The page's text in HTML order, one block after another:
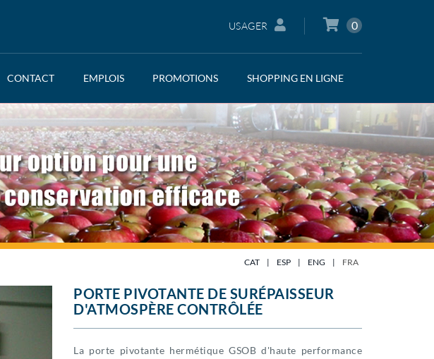
USAGER 0
CONTACT EMPLOIS PROMOTIONS SHOPPING EN LIGNE
CAT | ESP | ENG | FRA
PORTE PIVOTANTE DE SURÉPAISSEUR
D'ATMOSPÈRE CONTRÔLÉE
La porte pivotante hermétique GSOB d'haute performance